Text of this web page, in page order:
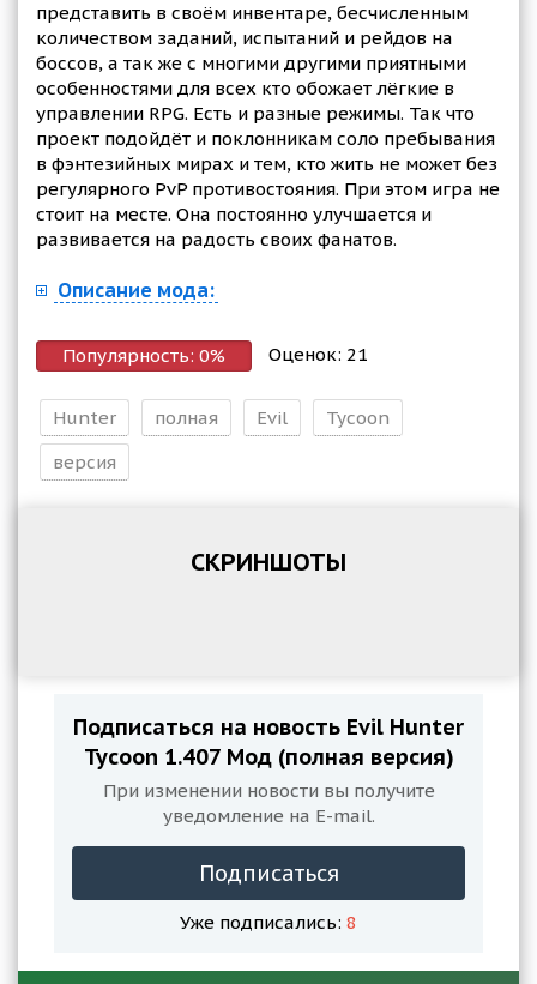
представить в своём инвентаре, бесчисленным
количеством заданий, испытаний и рейдов на
боссов, а так же с многими другими приятными
особенностями для всех кто обожает лёгкие в
управлении RPG. Есть и разные режимы. Так что
проект подойдёт и поклонникам соло пребывания
в фэнтезийных мирах и тем, кто жить не может без
регулярного PvP противостояния. При этом игра не
стоит на месте. Она постоянно улучшается и
развивается на радость своих фанатов.
Описание мода:
Популярность: 0% Оценок: 21
Hunter полная Evil
Tycoon
версия
СКРИНШОТЫ
Подписаться на новость Evil Hunter
Tycoon 1.407 Мод (полная версия)
При изменении новости вы получите
уведомление на E-mail.
Подписаться
Уже подписались: 8